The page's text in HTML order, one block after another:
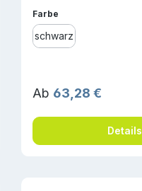
Farbeauswählen
schwarz
Regulärer Preis:
Ab 63,28 €
Details